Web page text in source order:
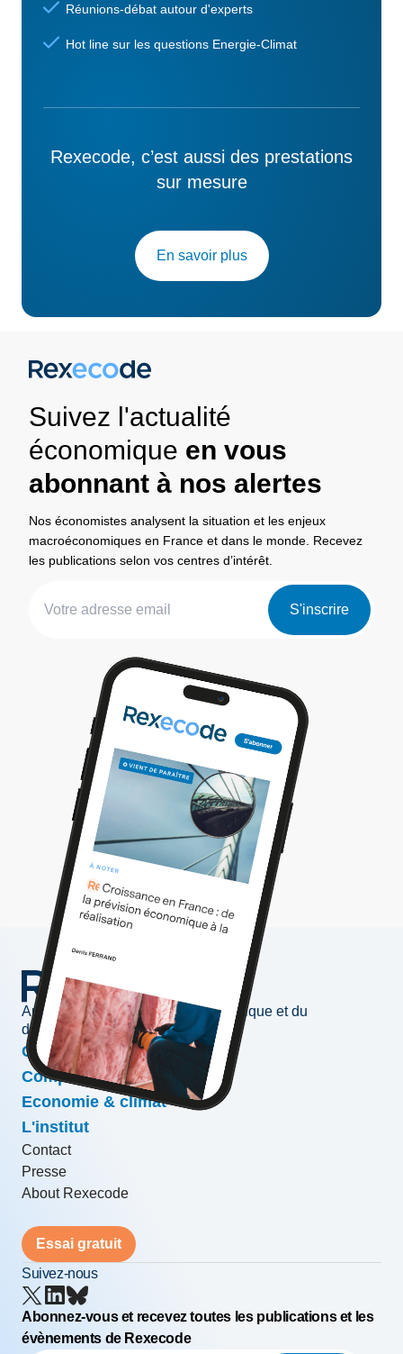
Réunions-débat autour d'experts
Hot line sur les questions Energie-Climat
Rexecode, c’est aussi des prestations
sur mesure
En savoir plus
Suivez l'actualité
économique en vous
abonnant à nos alertes
Nos économistes analysent la situation et les enjeux
macroéconomiques en France et dans le monde. Recevez
les publications selon vos centres d’intérêt.
S'inscrire
Au service de l'information économique et du
développement des entreprises
Conjoncture & prévisions
Compétitivité & croissance
Economie & climat
L'institut
Contact
Presse
About Rexecode
Essai gratuit
Suivez-nous
Abonnez-vous et recevez toutes les publications et les
évènements de Rexecode